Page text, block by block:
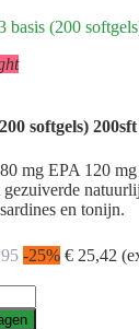
softgels) 200sft
mg EPA 120
en tonijn.
-25% € 25,42